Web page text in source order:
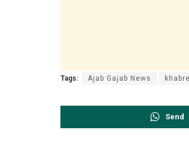
Tags: Ajab Gajab News
Send